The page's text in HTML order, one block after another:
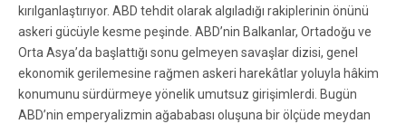
kırılganlaştırıyor. ABD tehdit olarak algıladığı rakiplerinin önünü
askeri gücüyle kesme peşinde. ABD’nin Balkanlar, Ortadoğu ve
Orta Asya’da başlattığı sonu gelmeyen savaşlar dizisi, genel
ekonomik gerilemesine rağmen askeri harekâtlar yoluyla hâkim
konumunu sürdürmeye yönelik umutsuz girişimlerdi. Bugün
ABD’nin emperyalizmin ağababası oluşuna bir ölçüde meydan